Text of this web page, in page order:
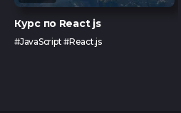
Курс по React js
#JavaScript #React.js